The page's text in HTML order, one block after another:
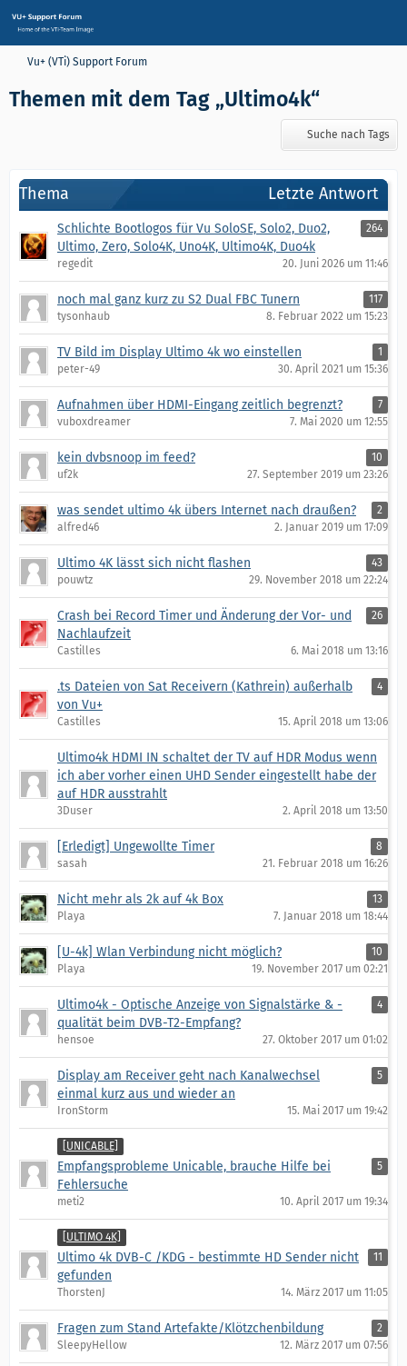
Vu+ (VTi) Support Forum
Themen mit dem Tag „Ultimo4k“
Suche nach Tags
Thema Letzte Antwort
Schlichte Bootlogos für Vu SoloSE, Solo2, Duo2,
Ultimo, Zero, Solo4K, Uno4K, Ultimo4K, Duo4k
264
regedit 20. Juni 2026 um 11:46
noch mal ganz kurz zu S2 Dual FBC Tunern
117
tysonhaub
8. Februar 2022 um 15:23
TV Bild im Display Ultimo 4k wo einstellen
1
peter-49
30. April 2021 um 15:36
Aufnahmen über HDMI-Eingang zeitlich begrenzt?
7
vuboxdreamer
7. Mai 2020 um 12:55
kein dvbsnoop im feed?
10
uf2k
27. September 2019 um 23:26
was sendet ultimo 4k übers Internet nach draußen?
2
alfred46
2. Januar 2019 um 17:09
Ultimo 4K lässt sich nicht flashen
43
pouwtz
29. November 2018 um 22:24
Crash bei Record Timer und Änderung der Vor- und
Nachlaufzeit
26
Castilles 6. Mai 2018 um 13:16
.ts Dateien von Sat Receivern (Kathrein) außerhalb
von Vu+
4
Castilles 15. April 2018 um 13:06
Ultimo4k HDMI IN schaltet der TV auf HDR Modus wenn
ich aber vorher einen UHD Sender eingestellt habe der
auf HDR ausstrahlt
3Duser 2. April 2018 um 13:50
[Erledigt] Ungewollte Timer
8
sasah
21. Februar 2018 um 16:26
Nicht mehr als 2k auf 4k Box
13
Playa
7. Januar 2018 um 18:44
[U-4k] Wlan Verbindung nicht möglich?
10
Playa
19. November 2017 um 02:21
Ultimo4k - Optische Anzeige von Signalstärke & -
qualität beim DVB-T2-Empfang?
4
hensoe 27. Oktober 2017 um 01:02
Display am Receiver geht nach Kanalwechsel
einmal kurz aus und wieder an
5
IronStorm 15. Mai 2017 um 19:42
[UNICABLE]
Empfangsprobleme Unicable, brauche Hilfe bei
Fehlersuche
5
meti2 10. April 2017 um 19:34
[ULTIMO 4K]
Ultimo 4k DVB-C /KDG - bestimmte HD Sender nicht
gefunden
11
ThorstenJ 14. März 2017 um 11:05
Fragen zum Stand Artefakte/Klötzchenbildung
2
SleepyHellow
12. März 2017 um 07:56